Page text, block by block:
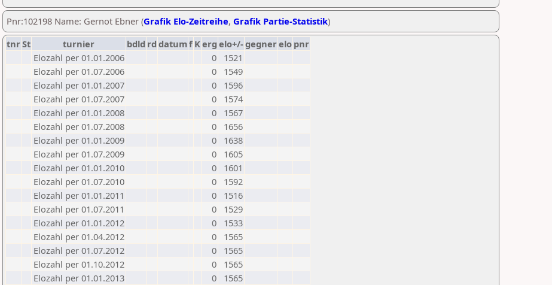
Pnr:102198 Name: Gernot Ebner (Grafik Elo-Zeitreihe, Grafik Partie-Statistik)
tnrSt turnier bdld rd datumf Kerg elo+/-gegnerelo pnr
Elozahl per 01.01.2006
0
1521
Elozahl per 01.07.2006
0
1549
Elozahl per 01.01.2007
0
1596
Elozahl per 01.07.2007
0
1574
Elozahl per 01.01.2008
0
1567
Elozahl per 01.07.2008
0
1656
Elozahl per 01.01.2009
0
1638
Elozahl per 01.07.2009
0
1605
Elozahl per 01.01.2010
0
1601
Elozahl per 01.07.2010
0
1592
Elozahl per 01.01.2011
0
1516
Elozahl per 01.07.2011
0
1529
Elozahl per 01.01.2012
0
1533
Elozahl per 01.04.2012
0
1565
Elozahl per 01.07.2012
0
1565
Elozahl per 01.10.2012
0
1565
Elozahl per 01.01.2013
0
1565